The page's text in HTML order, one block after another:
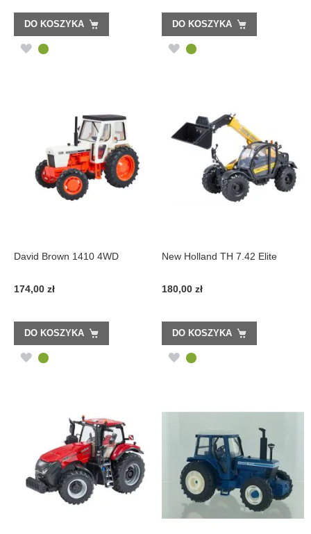
DO KOSZYKA
DODAJ
DO KOSZYKA
DODAJ
ŻYCZEŃ
David Brown 1410 4WD
174,00 zł
DO KOSZYKA
DODAJ
ŻYCZEŃ
New Holland TH 7.42 Elite
180,00 zł
DO KOSZYKA
DODAJ